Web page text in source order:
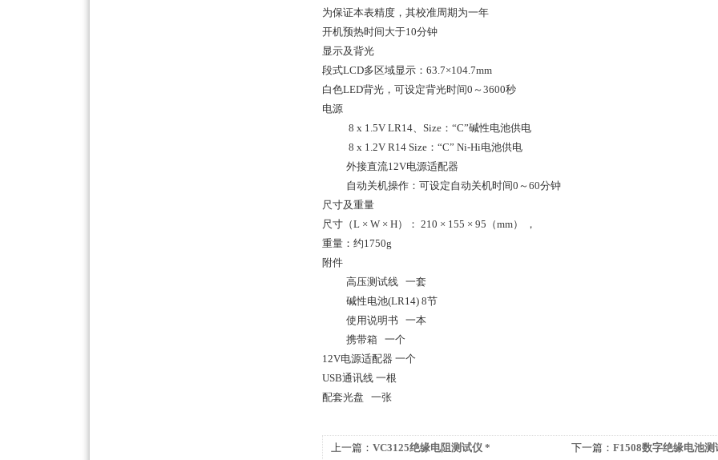
为保证本表精度，其校准周期为一年
开机预热时间大于10分钟
显示及背光
段式LCD多区域显示：63.7×104.7mm
白色LED背光，可设定背光时间0～3600秒
电源
8 x 1.5V LR14、Size：“C”碱性电池供电
8 x 1.2V R14 Size：“C” Ni-Hi电池供电
外接直流12V电源适配器
自动关机操作：可设定自动关机时间0～60分钟
尺寸及重量
尺寸（L × W × H）： 210 × 155 × 95（mm） ，
重量：约1750g
附件
高压测试线 一套
碱性电池(LR14) 8节
使用说明书 一本
携带箱 一个
12V电源适配器 一个
USB通讯线 一根
配套光盘 一张
上一篇： VC3125绝缘电阻测试仪 * 下一篇： F1508数字绝缘电池测